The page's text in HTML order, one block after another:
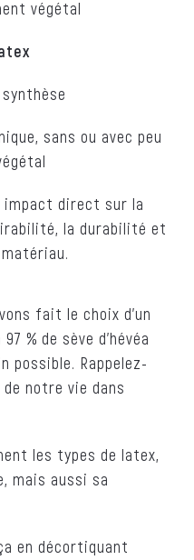
végétal
sans ou avec peu
direct sur la
la durabilité et
fait le choix d’un
% de sève d’hévéa
possible. Rappelez-
notre vie dans
les types de latex,
mais aussi sa
en décortiquant